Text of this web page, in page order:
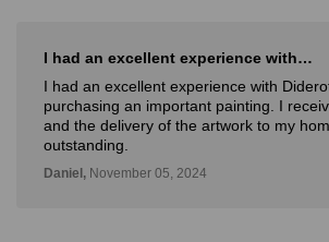
I had an excellent experience with…
I had an excellent experience with
purchasing an important painting. I
and the delivery of the artwork to my
outstanding.
Daniel, November 05, 2024